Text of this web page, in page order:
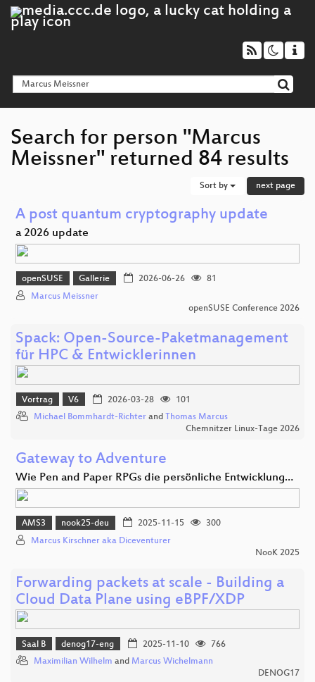
Search for person "Marcus
Meissner" returned 84 results
Sort by next page
A post quantum cryptography update
a 2026 update
openSUSE Gallerie 2026-06-26
81
Marcus Meissner
openSUSE Conference 2026
Spack: Open-Source-Paketmanagement
für HPC & Entwicklerinnen
Vortrag V6 2026-03-28
101
Michael Bommhardt-Richter and Thomas Marcus
Chemnitzer Linux-Tage 2026
Gateway to Adventure
Wie Pen and Paper RPGs die persönliche Entwicklung…
AMS3 nook25-deu 2025-11-15
300
Marcus Kirschner aka Diceventurer
NooK 2025
Forwarding packets at scale - Building a
Cloud Data Plane using eBPF/XDP
Saal B denog17-eng 2025-11-10
766
Maximilian Wilhelm and Marcus Wichelmann
DENOG17